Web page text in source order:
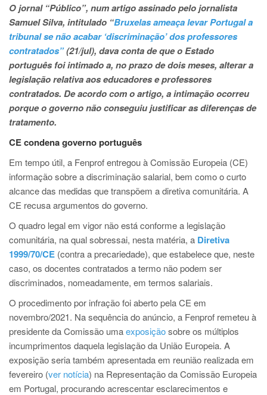
O jornal “Público”, num artigo assinado pelo jornalista
Samuel Silva, intitulado “Bruxelas ameaça levar Portugal a
tribunal se não acabar ‘discriminação’ dos professores
contratados”(21/jul), dava conta de que o Estado
português foi intimado a, no prazo de dois meses, alterar a
legislação relativa aoseducadores e professores
contratados. De acordo com o artigo, a intimação ocorreu
porque o governo não conseguiu justificar as diferenças de
tratamento.
CE condena governo português
Em tempo útil, a Fenprof entregou à Comissão Europeia (CE)
informação sobre a discriminação salarial, bem como o curto
alcance das medidas que transpõem a diretiva comunitária. A
CE recusa argumentos do governo.
O quadro legal em vigor não está conforme a legislação
comunitária, na qual sobressai, nesta matéria, a Diretiva
1999/70/CE (contra a precariedade), que estabelece que, neste
caso, os docentes contratados a termo não podem ser
discriminados, nomeadamente, em termos salariais.
O procedimento por infração foi aberto pela CE em
novembro/2021. Na sequência do anúncio, a Fenprof remeteu à
presidente da Comissão umaexposiçãosobre os múltiplos
incumprimentos daquela legislação da União Europeia. A
exposição seria também apresentada em reunião realizada em
fevereiro (ver notícia) na Representação da Comissão Europeia
em Portugal, procurando acrescentar esclarecimentos e